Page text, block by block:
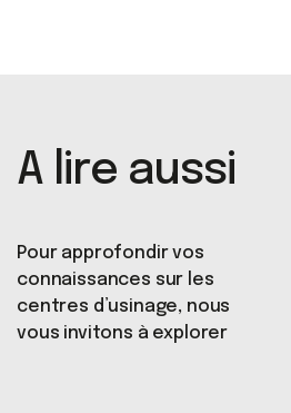
A lire aussi
Pour approfondir vos
connaissances sur les
centres d’usinage, nous
vous invitons à explorer